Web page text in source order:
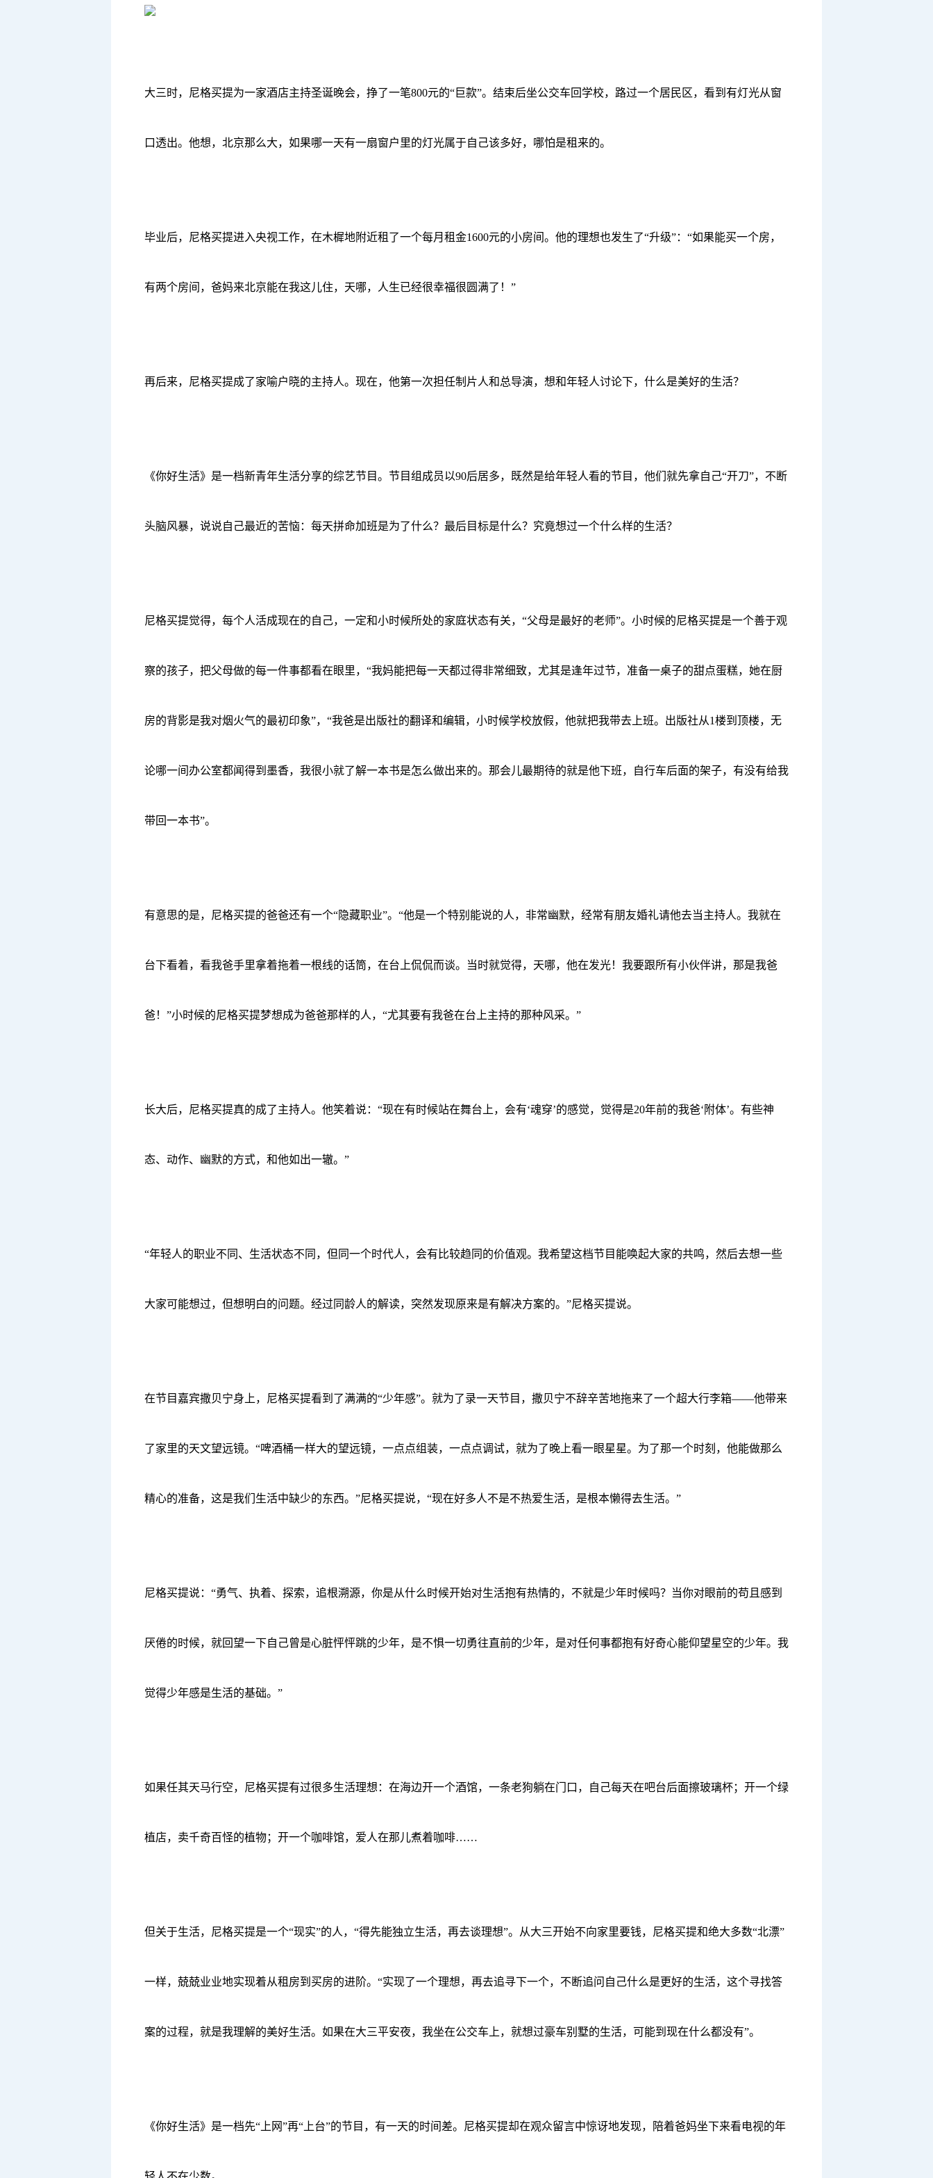
大三时，尼格买提为一家酒店主持圣诞晚会，挣了一笔800元的“巨款”。结束后坐公交车回学校，路过一个居民区，看到有灯光从窗
口透出。他想，北京那么大，如果哪一天有一扇窗户里的灯光属于自己该多好，哪怕是租来的。
毕业后，尼格买提进入央视工作，在木樨地附近租了一个每月租金1600元的小房间。他的理想也发生了“升级”：“如果能买一个房，
有两个房间，爸妈来北京能在我这儿住，天哪，人生已经很幸福很圆满了！”
再后来，尼格买提成了家喻户晓的主持人。现在，他第一次担任制片人和总导演，想和年轻人讨论下，什么是美好的生活？
《你好生活》是一档新青年生活分享的综艺节目。节目组成员以90后居多，既然是给年轻人看的节目，他们就先拿自己“开刀”，不断
头脑风暴，说说自己最近的苦恼：每天拼命加班是为了什么？最后目标是什么？究竟想过一个什么样的生活？
尼格买提觉得，每个人活成现在的自己，一定和小时候所处的家庭状态有关， “父母是最好的老师”。小时候的尼格买提是一个善于观
察的孩子，把父母做的每一件事都看在眼里，“我妈能把每一天都过得非常细致，尤其是逢年过节，准备一桌子的甜点蛋糕，她在厨
房的背影是我对烟火气的最初印象”，“我爸是出版社的翻译和编辑，小时候学校放假，他就把我带去上班。出版社从1楼到顶楼，无
论哪一间办公室都闻得到墨香，我很小就了解一本书是怎么做出来的。那会儿最期待的就是他下班，自行车后面的架子，有没有给我
带回一本书”。
有意思的是，尼格买提的爸爸还有一个“隐藏职业”。“他是一个特别能说的人，非常幽默，经常有朋友婚礼请他去当主持人。我就在
台下看着，看我爸手里拿着拖着一根线的话筒，在台上侃侃而谈。当时就觉得，天哪，他在发光！我要跟所有小伙伴讲，那是我爸
爸！”小时候的尼格买提梦想成为爸爸那样的人，“尤其要有我爸在台上主持的那种风采。”
长大后，尼格买提真的成了主持人。他笑着说： “现在有时候站在舞台上，会有‘魂穿’的感觉，觉得是20年前的我爸‘附体’。有些神
态、动作、幽默的方式，和他如出一辙。”
“年轻人的职业不同、生活状态不同，但同一个时代人，会有比较趋同的价值观。我希望这档节目能唤起大家的共鸣，然后去想一些
大家可能想过，但想明白的问题。经过同龄人的解读，突然发现原来是有解决方案的。”尼格买提说。
在节目嘉宾撒贝宁身上，尼格买提看到了满满的“少年感”。就为了录一天节目，撒贝宁不辞辛苦地拖来了一个超大行李箱——他带来
了家里的天文望远镜。“啤酒桶一样大的望远镜，一点点组装，一点点调试，就为了晚上看一眼星星。为了那一个时刻，他能做那么
精心的准备，这是我们生活中缺少的东西。”尼格买提说，“现在好多人不是不热爱生活，是根本懒得去生活。”
尼格买提说： “勇气、执着、探索，追根溯源，你是从什么时候开始对生活抱有热情的，不就是少年时候吗？当你对眼前的苟且感到
厌倦的时候，就回望一下自己曾是心脏怦怦跳的少年，是不惧一切勇往直前的少年，是对任何事都抱有好奇心能仰望星空的少年。我
觉得少年感是生活的基础。”
如果任其天马行空，尼格买提有过很多生活理想：在海边开一个酒馆，一条老狗躺在门口，自己每天在吧台后面擦玻璃杯；开一个绿
植店，卖千奇百怪的植物；开一个咖啡馆，爱人在那儿煮着咖啡……
但关于生活，尼格买提是一个“现实”的人，“得先能独立生活，再去谈理想”。从大三开始不向家里要钱，尼格买提和绝大多数“北漂”
一样，兢兢业业地实现着从租房到买房的进阶。“实现了一个理想，再去追寻下一个，不断追问自己什么是更好的生活，这个寻找答
案的过程，就是我理解的美好生活。如果在大三平安夜，我坐在公交车上，就想过豪车别墅的生活，可能到现在什么都没有”。
《你好生活》是一档先“上网”再“上台”的节目，有一天的时间差。尼格买提却在观众留言中惊讶地发现，陪着爸妈坐下来看电视的年